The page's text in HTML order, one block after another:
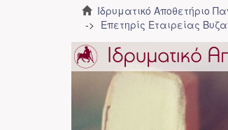
Ιδρυματικό Αποθετήριο
Επετηρίς Εταιρείας